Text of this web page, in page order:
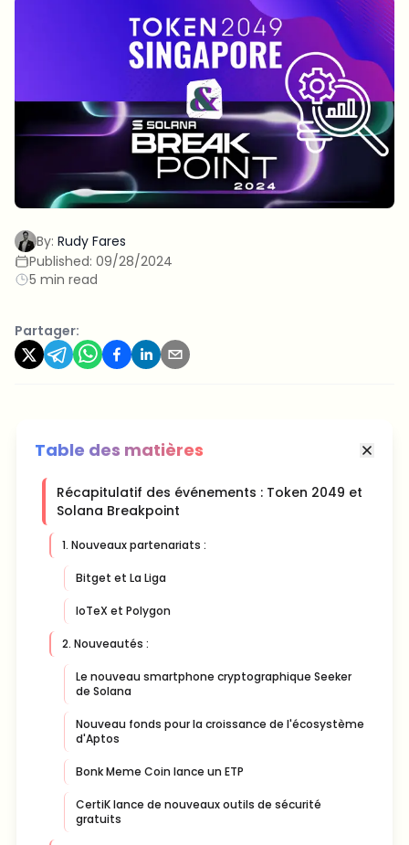
By: Rudy Fares
Published: 09/28/2024
5 min read
Partager:
Table des matières
Récapitulatif des événements : Token 2049 et
Solana Breakpoint
1. Nouveaux partenariats :
Bitget et La Liga
IoTeX et Polygon
2. Nouveautés :
Le nouveau smartphone cryptographique Seeker
de Solana
Nouveau fonds pour la croissance de l'écosystème
d'Aptos
Bonk Meme Coin lance un ETP
CertiK lance de nouveaux outils de sécurité
gratuits